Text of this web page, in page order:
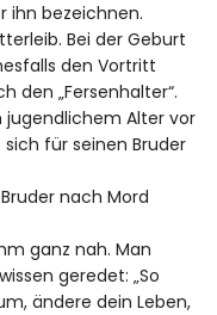
flickr500px
ihn bezeichnen.
Bei der Geburt
den Vortritt
den „Fersenhalter“.
jugendlichem Alter vor
für seinen Bruder
nach Mord
ganz nah. Man
geredet: „So
ändere dein Leben,